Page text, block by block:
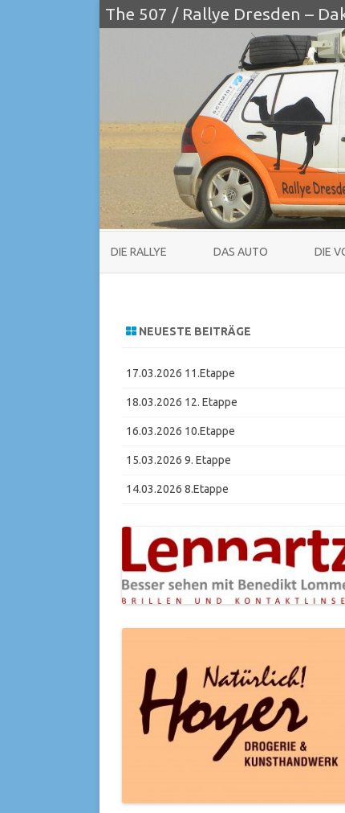
The 507 / Rallye Dresden –
DIE RALLYE DAS AUTO DIE
NEUESTE BEITRÄGE
17.03.2026 11.Etappe
18.03.2026 12. Etappe
16.03.2026 10.Etappe
15.03.2026 9. Etappe
14.03.2026 8.Etappe